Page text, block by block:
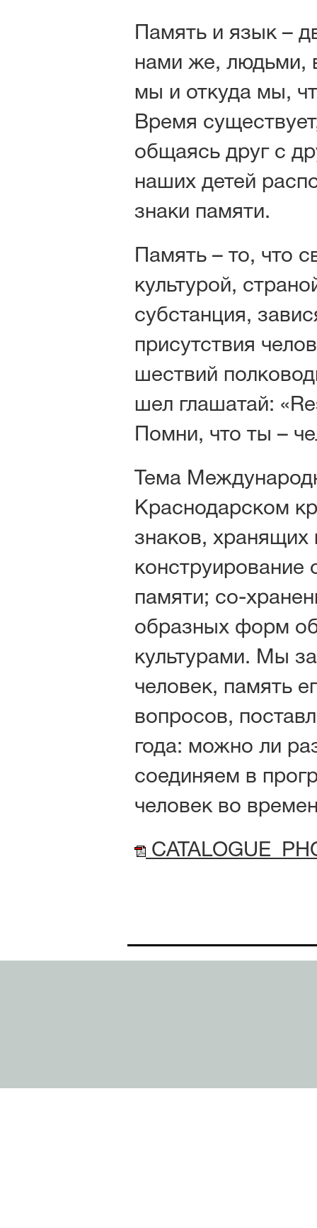
Память и язык –
нами же, людьми,
мы и откуда мы,
Время
общаясь друг с
наших детей
знаки памяти.
Память – то, что
культурой,
субстанция,
присутствия
шествий
шел глашатай:
Помни, что ты –
Тема
Краснодарском
знаков, хранящих
конструирование
памяти; со-
образных форм
культурами. Мы
человек, память
вопросов,
года: можно ли
соединяем в
человек во